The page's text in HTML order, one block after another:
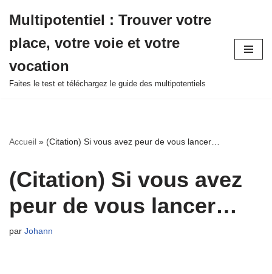
au
contenu
Multipotentiel : Trouver votre
place, votre voie et votre
vocation
Faites le test et téléchargez le guide des multipotentiels
Accueil » (Citation) Si vous avez peur de vous lancer…
(Citation) Si vous avez
peur de vous lancer…
par Johann